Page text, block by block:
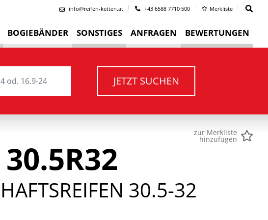
info@reifen-ketten.at +43 6588 7710 500 Merkliste
BOGIEBÄNDER SONSTIGES ANFRAGEN BEWERTUNGEN
JETZT SUCHEN
zur Merkliste
hinzufügen
30.5-32